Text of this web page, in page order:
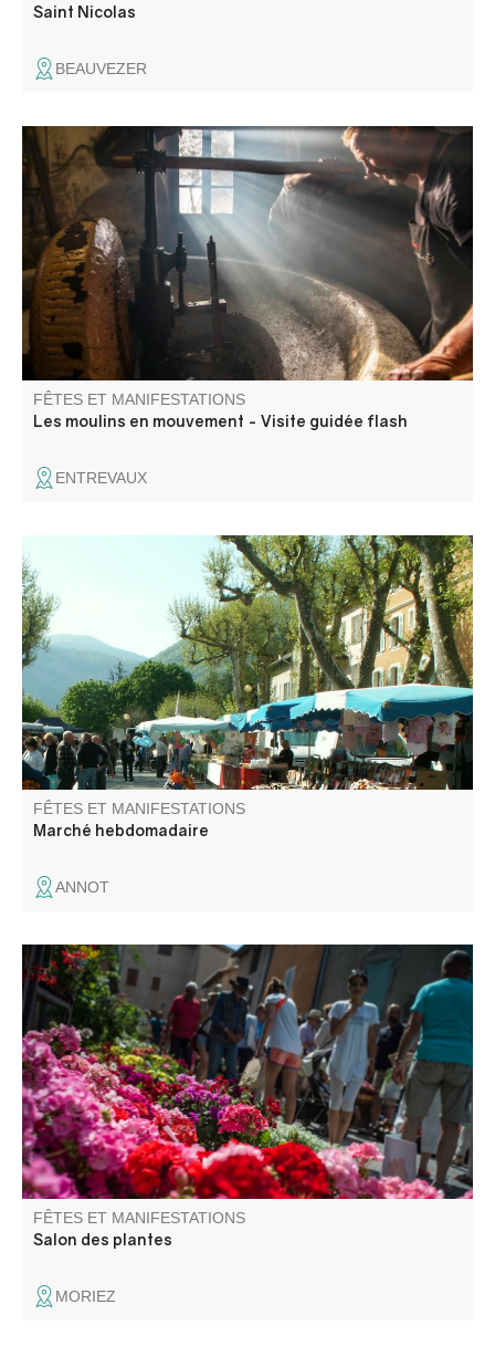
Saint Nicolas
BEAUVEZER
Venez découvrir les secrets des mouliniers et les
machines toujours en état, voire même en
fonctionnement.
FÊTES ET MANIFESTATIONS
Les moulins en mouvement - Visite guidée flash
ENTREVAUX
La grand place du marché accueille, sous ses platanes,
producteurs locaux et commerçants tout au long de
l'année. Venez flâner parmi les étals pour un moment de
découverte et de convivialité.
FÊTES ET MANIFESTATIONS
Marché hebdomadaire
ANNOT
L’association La Fleur de Sel, qui l’organise, redouble
d’effort et d’inventivité : les rues du village prennent des
airs de floralies et se transforment en une véritable
pépinière à ciel ouvert !
FÊTES ET MANIFESTATIONS
Salon des plantes
MORIEZ